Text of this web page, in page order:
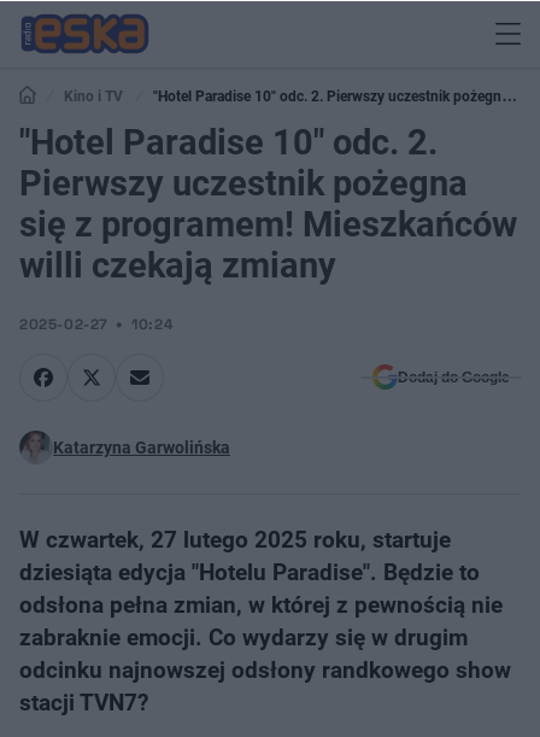
Kino i TV
"Hotel Paradise 10" odc. 2. Pierwszy uczestnik pożegna się
z programem! Mieszkańców willi czekają zmiany
"Hotel Paradise 10" odc. 2.
Pierwszy uczestnik pożegna
się z programem! Mieszkańców
willi czekają zmiany
2025-02-27 10:24
Dodaj do Google
Katarzyna Garwolińska
W czwartek, 27 lutego 2025 roku, startuje
dziesiąta edycja "Hotelu Paradise". Będzie to
odsłona pełna zmian, w której z pewnością nie
zabraknie emocji. Co wydarzy się w drugim
odcinku najnowszej odsłony randkowego show
stacji TVN7?